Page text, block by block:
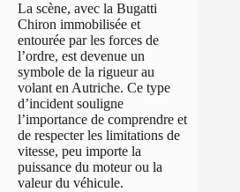
La scène, avec la Bugatti
Chiron immobilisée et
entourée par les forces de
l’ordre, est devenue un
symbole de la rigueur au
volant en Autriche. Ce type
d’incident souligne
l’importance de comprendre et
de respecter les limitations de
vitesse, peu importe la
puissance du moteur ou la
valeur du véhicule.